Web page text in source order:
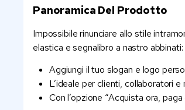
Panoramica Del Prodotto
Impossibile rinunciare allo stile
elastica e segnalibro a nastro
Aggiungi il tuo slogan e logo
L’ideale per clienti, collaboratori e
Con l’opzione “Acquista ora,